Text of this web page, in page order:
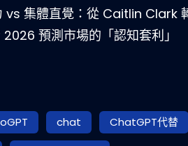
vs 集體直覺：從 Caitlin Clark
預測市場的「認知套利」
chat
ChatGPT代替